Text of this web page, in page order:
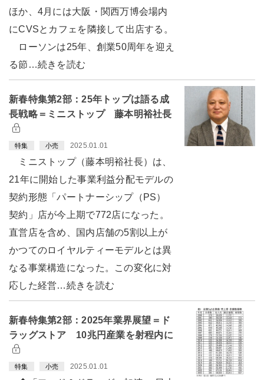
ほか、4月には大阪・関西万博会場内
にCVSとカフェを隣接して出店する。
ローソンは25年、創業50周年を迎え
る節…続きを読む
新春特集第2部：25年トップは語る成
長戦略＝ミニストップ 藤本明裕社長
特集 小売 2025.01.01
ミニストップ（藤本明裕社長）は、
21年に開始した事業利益分配モデルの
契約形態「パートナーシップ（PS）
契約」店が今上期で772店になった。
直営店を含め、国内店舗の5割以上が
かつてのロイヤルティーモデルとは異
なる事業構造になった。この変化に対
応した経営…続きを読む
新春特集第2部：2025年業界展望＝ド
ラッグストア 10兆円産業を射程内に
特集 小売 2025.01.01